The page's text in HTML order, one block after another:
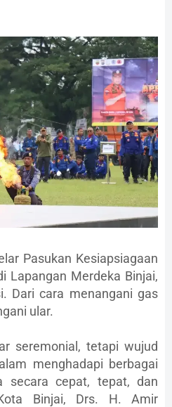
Pasukan Kesiapsiagaan
Lapangan Merdeka Binjai,
Dari cara menangani gas
ular.
seremonial, tetapi wujud
menghadapi berbagai
secara cepat, tepat, dan
Binjai, Drs. H. Amir